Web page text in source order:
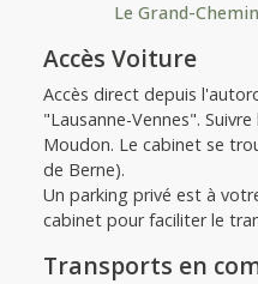
Le Grand-
Accès Voiture
Accès direct depuis
"Lausanne-Vennes".
Moudon. Le cabinet se
de Berne).
Un parking privé est à
cabinet pour faciliter le
Transports en